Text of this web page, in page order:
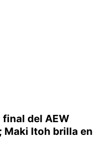
final del AEW
Maki Itoh brilla en